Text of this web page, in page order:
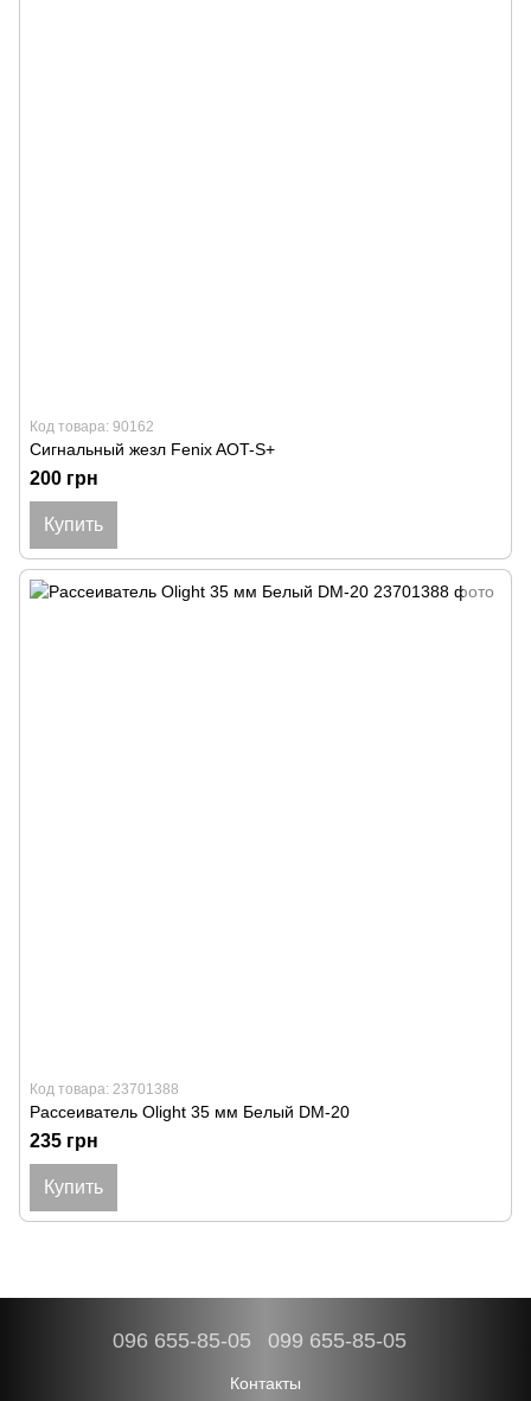
Код товара: 90162
Сигнальный жезл Fenix ​​AOT-S+
200 грн
Купить
Код товара: 23701388
Рассеиватель Olight 35 мм Белый DM-20
235 грн
Купить
096 655-85-05 099 655-85-05
Контакты